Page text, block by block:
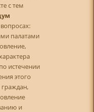
с тем
палатами
истечении
этого
и